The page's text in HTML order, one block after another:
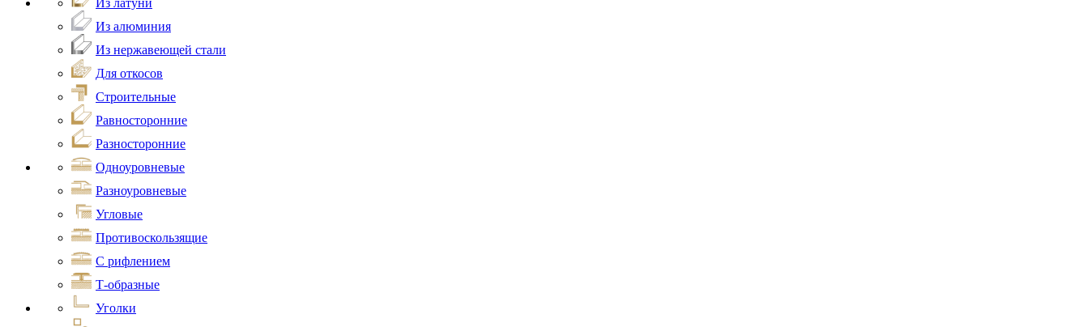
Из латуни
Из алюминия
Из нержавеющей стали
Для откосов
Строительные
Равносторонние
Разносторонние
Одноуровневые
Разноуровневые
Угловые
Противоскользящие
С рифлением
Т-образные
Уголки